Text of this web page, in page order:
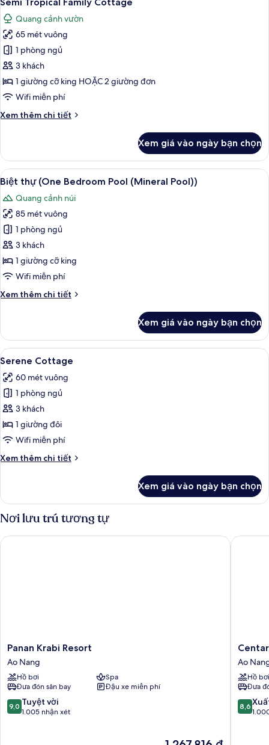
tất
cả
ảnh
Semi
Tropical
Family
Cottage
Quang cảnh vườn
65 mét vuông
1 phòng ngủ
3 khách
1 giường cỡ king HOẶC 2 giường đơn
Wifi miễn phí
Xem thêm chi tiết
Chi
Semi
Tropical
Family
Cottage
Xem giá vào ngày bạn chọn
Xem
tất
cả
ảnh
Biệt
thự
(One
Bedroom
(Mineral
Chăn bông, minibar, két bảo mật tại
27
Biệt thự (One Bedroom Pool (Mineral Pool))
Quang cảnh núi
85 mét vuông
1 phòng ngủ
3 khách
1 giường cỡ king
Wifi miễn phí
Xem thêm chi tiết
Chi
Biệt
thự
(One
Pool
(Mineral
Xem giá vào ngày bạn chọn
Xem
tất
cả
ảnh
Serene
Cottage
Serene Cottage | Chăn bông,
40
Serene Cottage
60 mét vuông
1 phòng ngủ
3 khách
1 giường đôi
Wifi miễn phí
Xem thêm chi tiết
Chi
Serene
Cottage
Xem giá vào ngày bạn chọn
Nơi lưu trú tương tự
Panan
Krabi
Resort
Ao
Nang
Panan Krabi Resort
Ao Nang
Hồ bơi
Spa
Đưa đón sân bay
Đậu xe miễn phí
9.0
trên
9,0 Tuyệt vời
1.005 nhận xét
Giá
Panan Krabi Resort
Centara
Anda
Dhevi
Resort
and
Spa
Krabi
Ao
Hồ bơi
Đưa
8.6
trên
8,6
Centara